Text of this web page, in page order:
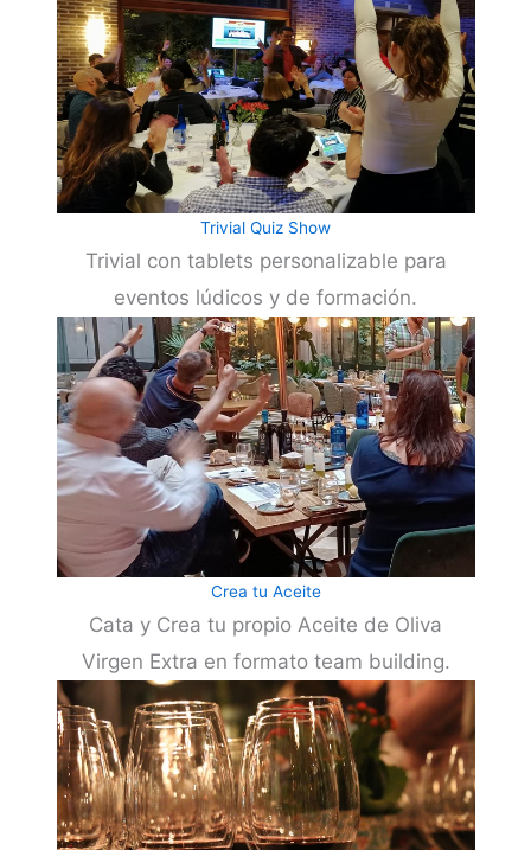
Trivial Quiz Show
Trivial con tablets personalizable para
eventos lúdicos y de formación.
Crea tu Aceite
Cata y Crea tu propio Aceite de Oliva
Virgen Extra en formato team building.